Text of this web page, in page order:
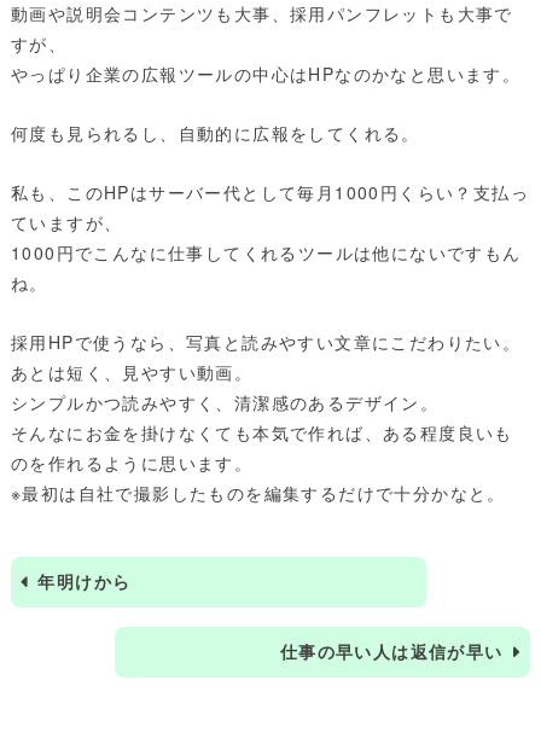
動画や説明会コンテンツも大事、採用パンフレットも大事で
すが、
やっぱり企業の広報ツールの中心はHPなのかなと思います。
何度も見られるし、自動的に広報をしてくれる。
私も、このHPはサーバー代として毎月1000円くらい？支払っ
ていますが、
1000円でこんなに仕事してくれるツールは他にないですもん
ね。
採用HPで使うなら、写真と読みやすい文章にこだわりたい。
あとは短く、見やすい動画。
シンプルかつ読みやすく、清潔感のあるデザイン。
そんなにお金を掛けなくても本気で作れば、ある程度良いも
のを作れるように思います。
※最初は自社で撮影したものを編集するだけで十分かなと。
年明けから
仕事の早い人は返信が早い